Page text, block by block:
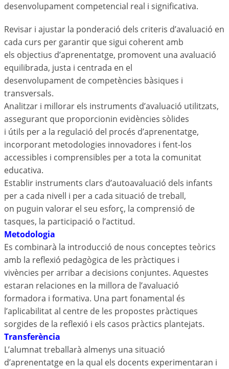
desenvolupament competencial real i significativa.
Revisar i ajustar la ponderació dels criteris d’avaluació en
cada curs per garantir que sigui coherent amb
els objectius d’aprenentatge, promovent una avaluació
equilibrada, justa i centrada en el
desenvolupament de competències bàsiques i
transversals.
Analitzar i millorar els instruments d’avaluació utilitzats,
assegurant que proporcionin evidències sòlides
i útils per a la regulació del procés d’aprenentatge,
incorporant metodologies innovadores i fent-los
accessibles i comprensibles per a tota la comunitat
educativa.
Establir instruments clars d’autoavaluació dels infants
per a cada nivell i per a cada situació de treball,
on puguin valorar el seu esforç, la comprensió de
tasques, la participació o l’actitud.
Metodologia
Es combinarà la introducció de nous conceptes teòrics
amb la reflexió pedagògica de les pràctiques i
vivències per arribar a decisions conjuntes. Aquestes
estaran relaciones en la millora de l’avaluació
formadora i formativa. Una part fonamental és
l’aplicabilitat al centre de les propostes pràctiques
sorgides de la reflexió i els casos pràctics plantejats.
Transferència
L’alumnat treballarà almenys una situació
d’aprenentatge en la qual els docents experimentaran i